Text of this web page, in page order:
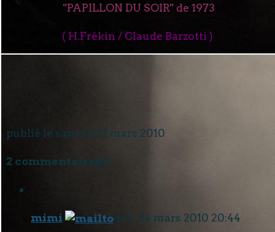
"PAPILLON DU SOIR" de 1973
( H.Frékin / Claude Barzotti )
publié le samedi 13 mars 2010
2 commentaire(s)
mimi dim. 14 mars 2010 20:44